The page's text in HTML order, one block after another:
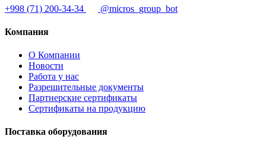
+998 (71) 200-34-34
@micros_group_bot
Компания
О Компании
Новости
Работа у нас
Разрешительные документы
Партнерские сертификаты
Сертификаты на продукцию
Поставка оборудования